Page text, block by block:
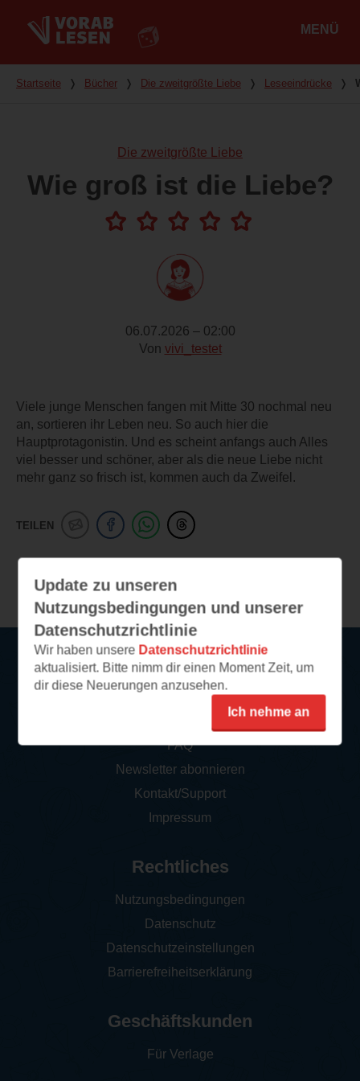
MENÜ
Du bist hier
Startseite ❭ Bücher ❭ Die zweitgrößte Liebe ❭ Leseeindrücke ❭
Die zweitgrößte Liebe
Wie groß ist die Liebe?
06.07.2026 – 02:00
Von vivi_testet
Viele junge Menschen fangen mit Mitte 30 nochmal neu
an, sortieren ihr Leben neu. So auch hier die
Hauptprotagonistin. Und es scheint anfangs auch Alles
viel besser und schöner, aber als die neue Liebe nicht
mehr ganz so frisch ist, kommen auch da Zweifel.
TEILEN
Update zu unseren
Nutzungsbedingungen und unserer
Datenschutzrichtlinie
Wir haben unsere Datenschutzrichtlinie
aktualisiert. Bitte nimm dir einen Moment Zeit, um
dir diese Neuerungen anzusehen.
Ich nehme an
Service
FAQ
Newsletter abonnieren
Kontakt/Support
Impressum
Rechtliches
Nutzungsbedingungen
Datenschutz
Datenschutzeinstellungen
Barrierefreiheitserklärung
Geschäftskunden
Für Verlage